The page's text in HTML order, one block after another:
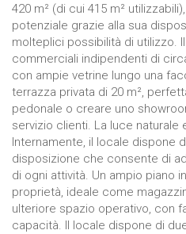
420 m² (di cui 415 m²
potenziale grazie alla sua
molteplici possibilità di utilizzo.
commerciali indipendenti di
con ampie vetrine lungo una
terrazza privata di 20 m²,
pedonale o creare uno
servizio clienti. La luce naturale
Internamente, il locale dispone
disposizione che consente di
di ogni attività. Un ampio piano
proprietà, ideale come
ulteriore spazio operativo, con
capacità. Il locale dispone di